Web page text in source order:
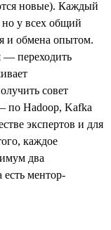
новые). Каждый
но у всех общий
и обмена опытом.
— переходить
совет
по Hadoop, Kafka
экспертов и для
каждое
два
есть ментор-